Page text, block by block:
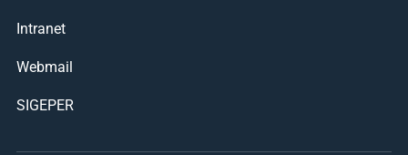
Intranet
Webmail
SIGEPER